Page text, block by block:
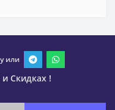
или
Скидках !